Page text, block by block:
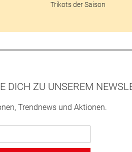
Trikots der Saison
DICH ZU UNSEREM
Trendnews und Aktionen.